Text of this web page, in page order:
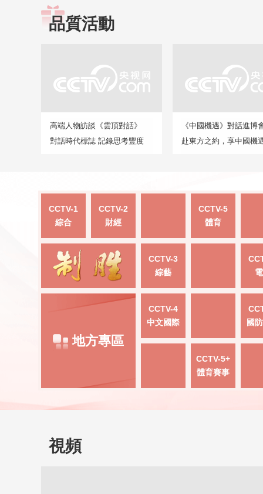
品質活動
高端人物訪談《雲頂對話》
對話時代標誌 記錄思考豐度
《中國機遇》對話進博
赴東方之約，享中國機
CCTV-1
綜合
CCTV-2
財經
CCTV-5
體育
CCTV-3
綜藝
地方專區
CCTV-4
中文國際
國
CCTV-5+
體育賽事
視頻